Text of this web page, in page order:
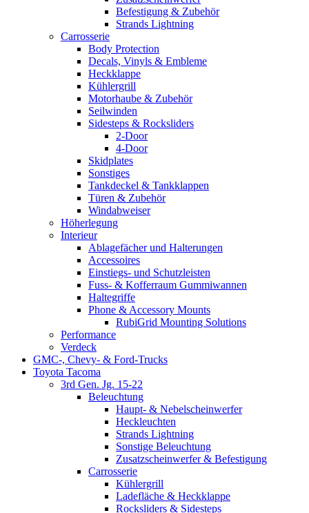
Befestigung & Zubehör
Strands Lightning
Carrosserie
Body Protection
Decals, Vinyls & Embleme
Heckklappe
Kühlergrill
Motorhaube & Zubehör
Seilwinden
Sidesteps & Rocksliders
2-Door
4-Door
Skidplates
Sonstiges
Tankdeckel & Tankklappen
Türen & Zubehör
Windabweiser
Höherlegung
Interieur
Ablagefächer und Halterungen
Accessoires
Einstiegs- und Schutzleisten
Fuss- & Kofferraum Gummiwannen
Haltegriffe
Phone & Accessory Mounts
RubiGrid Mounting Solutions
Performance
Verdeck
GMC-, Chevy- & Ford-Trucks
Toyota Tacoma
3rd Gen. Jg. 15-22
Beleuchtung
Haupt- & Nebelscheinwerfer
Heckleuchten
Strands Lightning
Sonstige Beleuchtung
Zusatzscheinwerfer & Befestigung
Carrosserie
Kühlergrill
Ladefläche & Heckklappe
Rocksliders & Sidesteps